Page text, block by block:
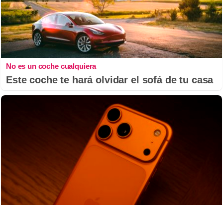
No es un coche cualquiera
Este coche te hará olvidar el sofá de tu casa